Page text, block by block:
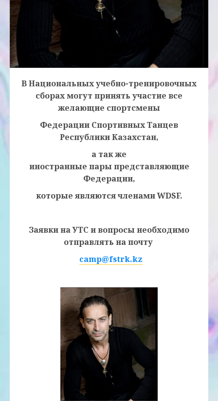
В Национальных учебно-тренировочных
сборах могут принять участие все
желающие спортсмены
Федерации Спортивных Танцев
Республики Казахстан,
а так же
иностранные парыпредставляющие
Федерации,
которые являются членами WDSF.
Заявки на УТС и вопросы необходимо
отправлять на почту
camp@fstrk.kz